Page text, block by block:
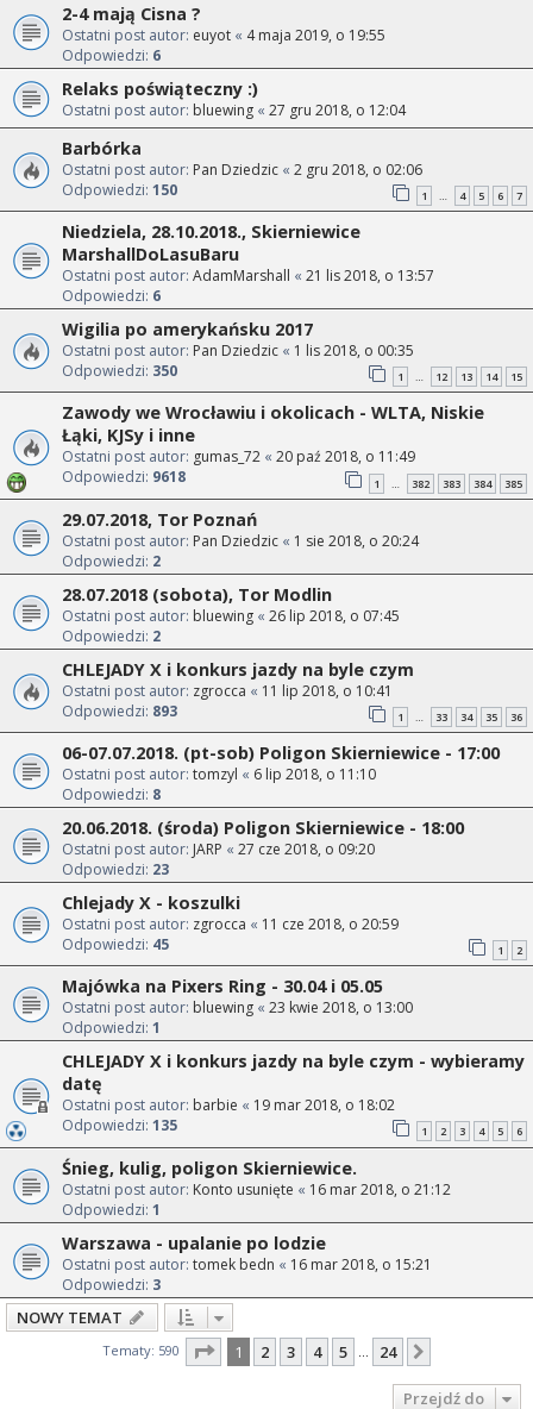
2-4 mają Cisna ?
Ostatni post autor: euyot « 4 maja 2019, o 19:55
Odpowiedzi: 6
Relaks poświąteczny :)
Ostatni post autor: bluewing « 27 gru 2018, o 12:04
Barbórka
Ostatni post autor: Pan Dziedzic « 2 gru 2018, o 02:06
Odpowiedzi: 150 1 … 4 5 6 7
Niedziela, 28.10.2018., Skierniewice
MarshallDoLasuBaru
Ostatni post autor: AdamMarshall « 21 lis 2018, o 13:57
Odpowiedzi: 6
Wigilia po amerykańsku 2017
Ostatni post autor: Pan Dziedzic « 1 lis 2018, o 00:35
Odpowiedzi: 350 1 … 12 13 14 15
Zawody we Wrocławiu i okolicach - WLTA, Niskie
Łąki, KJSy i inne
Ostatni post autor: gumas_72 « 20 paź 2018, o 11:49
Odpowiedzi: 9618 1 … 382 383 384 385
29.07.2018, Tor Poznań
Ostatni post autor: Pan Dziedzic « 1 sie 2018, o 20:24
Odpowiedzi: 2
28.07.2018 (sobota), Tor Modlin
Ostatni post autor: bluewing « 26 lip 2018, o 07:45
Odpowiedzi: 2
CHLEJADY X i konkurs jazdy na byle czym
Ostatni post autor: zgrocca « 11 lip 2018, o 10:41
Odpowiedzi: 893 1 … 33 34 35 36
06-07.07.2018. (pt-sob) Poligon Skierniewice - 17:00
Ostatni post autor: tomzyl « 6 lip 2018, o 11:10
Odpowiedzi: 8
20.06.2018. (środa) Poligon Skierniewice - 18:00
Ostatni post autor: JARP « 27 cze 2018, o 09:20
Odpowiedzi: 23
Chlejady X - koszulki
Ostatni post autor: zgrocca « 11 cze 2018, o 20:59
Odpowiedzi: 45 1 2
Majówka na Pixers Ring - 30.04 i 05.05
Ostatni post autor: bluewing « 23 kwie 2018, o 13:00
Odpowiedzi: 1
CHLEJADY X i konkurs jazdy na byle czym - wybieramy
datę
Ostatni post autor: barbie « 19 mar 2018, o 18:02
Odpowiedzi: 135 1 2 3 4 5 6
Śnieg, kulig, poligon Skierniewice.
Ostatni post autor: Konto usunięte « 16 mar 2018, o 21:12
Odpowiedzi: 1
Warszawa - upalanie po lodzie
Ostatni post autor: tomek bedn « 16 mar 2018, o 15:21
Odpowiedzi: 3
NOWY TEMAT
Tematy: 590 Strona z24
1 2 3 4 5 … 24
Przejdź do